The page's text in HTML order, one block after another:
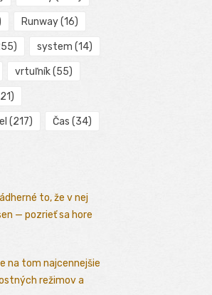
Runway(16)
system (14)
vrtuľník(55)
(217) Čas (34)
to, že v nej
— pozrieť sa hore
na tom najcennejšie
režimov a